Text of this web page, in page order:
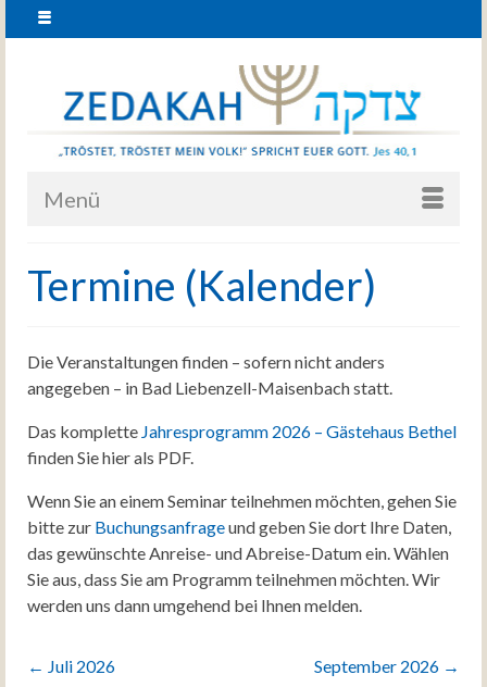
Menü
Termine (Kalender)
Die Veranstaltungen finden – sofern nicht anders
angegeben – in Bad Liebenzell-Maisenbach statt.
Das komplette Jahresprogramm 2026 – Gästehaus Bethel
finden Sie hier als PDF.
Wenn Sie an einem Seminar teilnehmen möchten, gehen Sie
bitte zur Buchungsanfrageund geben Sie dort Ihre Daten,
das gewünschte Anreise- und Abreise-Datum ein. Wählen
Sie aus, dass Sie am Programm teilnehmen möchten. Wir
werden uns dann umgehend bei Ihnen melden.
← Juli 2026 September 2026 →